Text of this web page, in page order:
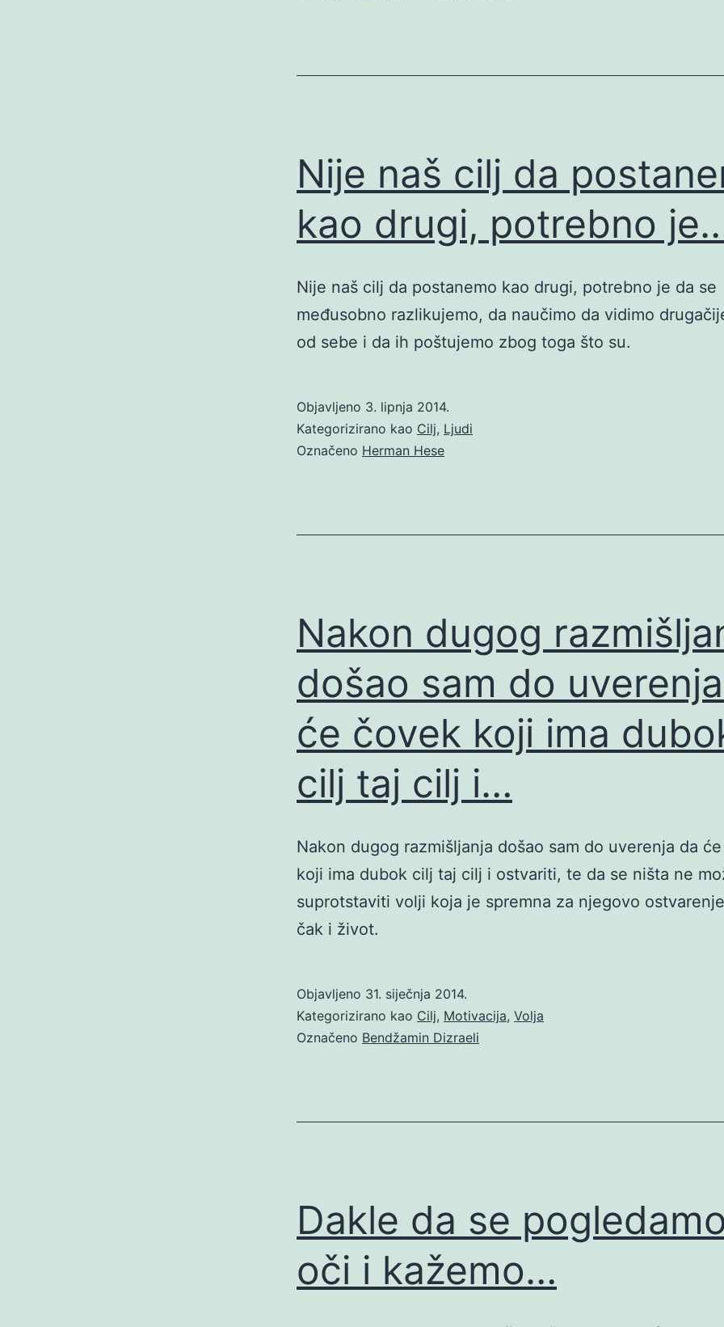
Nije naš cilj da
kao drugi, potrebno
Nije naš cilj da postanemo kao drugi, potrebno je da se
međusobno razlikujemo, da naučimo da vidimo
od sebe i da ih poštujemo zbog toga što su.
Objavljeno 3. lipnja 2014.
Kategorizirano kao Cilj, Ljudi
Označeno Herman Hese
Nakon dugog
došao sam do
će čovek koji ima
cilj taj cilj i…
Nakon dugog razmišljanja došao sam do uverenja da
koji ima dubok cilj taj cilj i ostvariti, te da se ništa ne
suprotstaviti volji koja je spremna za njegovo
čak i život.
Objavljeno 31. siječnja 2014.
Kategorizirano kao Cilj, Motivacija, Volja
Označeno Bendžamin Dizraeli
Dakle da se
oči i kažemo…